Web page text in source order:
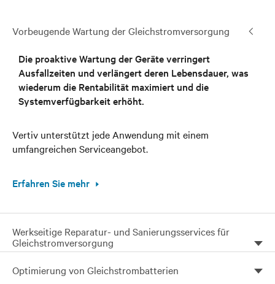
Vorbeugende Wartung der Gleichstromversorgung
Die proaktive Wartung der Geräte verringert
Ausfallzeiten und verlängert deren Lebensdauer, was
wiederum die Rentabilität maximiert und die
Systemverfügbarkeit erhöht.
Vertiv unterstützt jede Anwendung mit einem
umfangreichen Serviceangebot.
Erfahren Sie mehr
Werkseitige Reparatur- und Sanierungsservices für
Gleichstromversorgung
Stromversorgungsgeräte zur Wiederherstellung ihrer
Optimierung von Gleichstrombatterien